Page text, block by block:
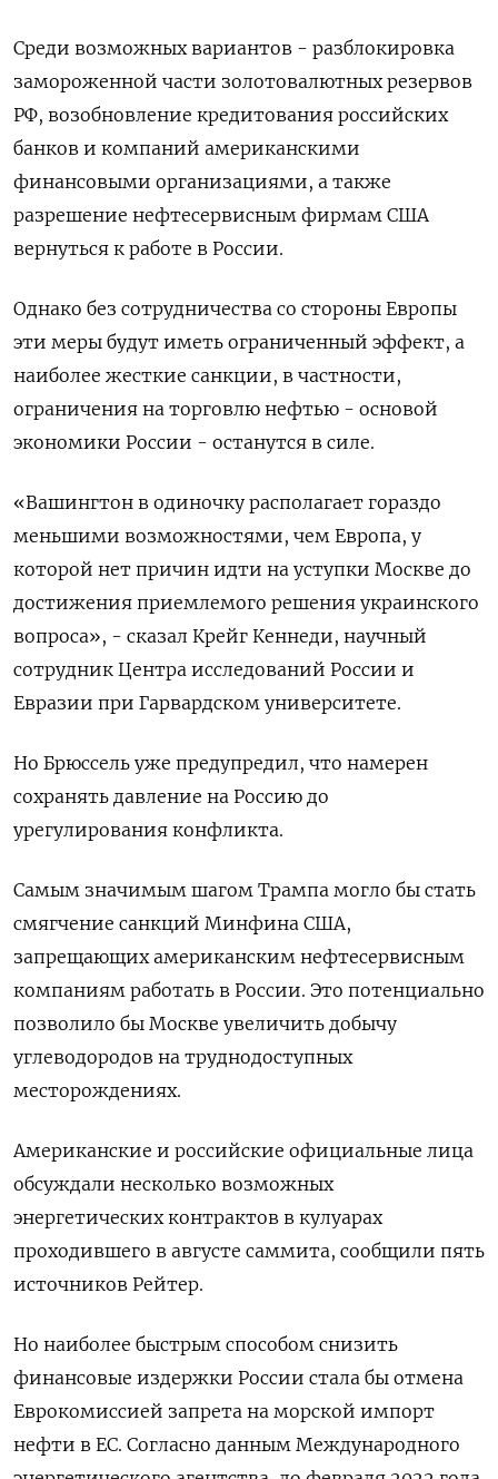
Среди возможных вариантов - разблокировка
замороженной части золотовалютных резервов
РФ, возобновление кредитования российских
банков и компаний американскими
финансовыми организациями, а также
разрешение нефтесервисным фирмам США
вернуться к работе в России.
Однако без сотрудничества со стороны Европы
эти меры будут иметь ограниченный эффект, а
наиболее жесткие санкции, в частности,
ограничения на торговлю нефтью - основой
экономики России - останутся в силе.
«Вашингтон в одиночку располагает гораздо
меньшими возможностями, чем Европа, у
которой нет причин идти на уступки Москве до
достижения приемлемого решения украинского
вопроса», - сказал Крейг Кеннеди, научный
сотрудник Центра исследований России и
Евразии при Гарвардском университете.
Но Брюссель уже предупредил, что намерен
сохранять давление на Россию до
урегулирования конфликта.
Самым значимым шагом Трампа могло бы стать
смягчение санкций Минфина США,
запрещающих американским нефтесервисным
компаниям работать в России. Это потенциально
позволило бы Москве увеличить добычу
углеводородов на труднодоступных
месторождениях.
Американские и российские официальные лица
обсуждали несколько возможных
энергетических контрактов в кулуарах
проходившего в августе саммита, сообщили пять
источников Рейтер.
Но наиболее быстрым способом снизить
финансовые издержки России стала бы отмена
Еврокомиссией запрета на морской импорт
нефти в ЕС. Согласно данным Международного